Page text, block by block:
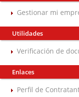
Gestionar mi
Utilidades
Verificación de
Enlaces
Perfil de